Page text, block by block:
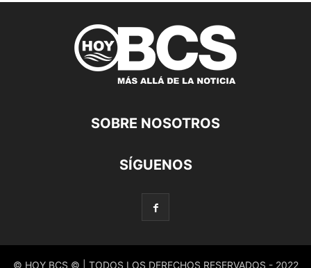
SOBRE NOSOTROS
SÍGUENOS
© HOY BCS © | TODOS LOS DERECHOS RESERVADOS - 2022